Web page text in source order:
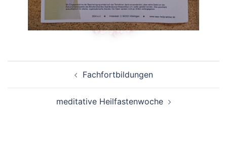
Beitragsnavigation
Fachfortbildungen
meditative Heilfastenwoche